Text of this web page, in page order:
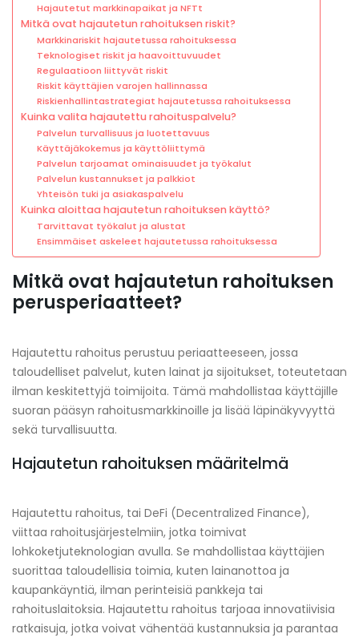
Hajautetut markkinapaikat ja NFTt
Mitkä ovat hajautetun rahoituksen riskit?
Markkinariskit hajautetussa rahoituksessa
Teknologiset riskit ja haavoittuvuudet
Regulaatioon liittyvät riskit
Riskit käyttäjien varojen hallinnassa
Riskienhallintastrategiat hajautetussa rahoituksessa
Kuinka valita hajautettu rahoituspalvelu?
Palvelun turvallisuus ja luotettavuus
Käyttäjäkokemus ja käyttöliittymä
Palvelun tarjoamat ominaisuudet ja työkalut
Palvelun kustannukset ja palkkiot
Yhteisön tuki ja asiakaspalvelu
Kuinka aloittaa hajautetun rahoituksen käyttö?
Tarvittavat työkalut ja alustat
Ensimmäiset askeleet hajautetussa rahoituksessa
Mitkä ovat hajautetun rahoituksen
perusperiaatteet?
Hajautettu rahoitus perustuu periaatteeseen, jossa
taloudelliset palvelut, kuten lainat ja sijoitukset, toteutetaan
ilman keskitettyjä toimijoita. Tämä mahdollistaa käyttäjille
suoran pääsyn rahoitusmarkkinoille ja lisää läpinäkyvyyttä
sekä turvallisuutta.
Hajautetun rahoituksen määritelmä
Hajautettu rahoitus, tai DeFi (Decentralized Finance),
viittaa rahoitusjärjestelmiin, jotka toimivat
lohkoketjuteknologian avulla. Se mahdollistaa käyttäjien
suorittaa taloudellisia toimia, kuten lainanottoa ja
kaupankäyntiä, ilman perinteisiä pankkeja tai
rahoituslaitoksia. Hajautettu rahoitus tarjoaa innovatiivisia
ratkaisuja, jotka voivat vähentää kustannuksia ja parantaa